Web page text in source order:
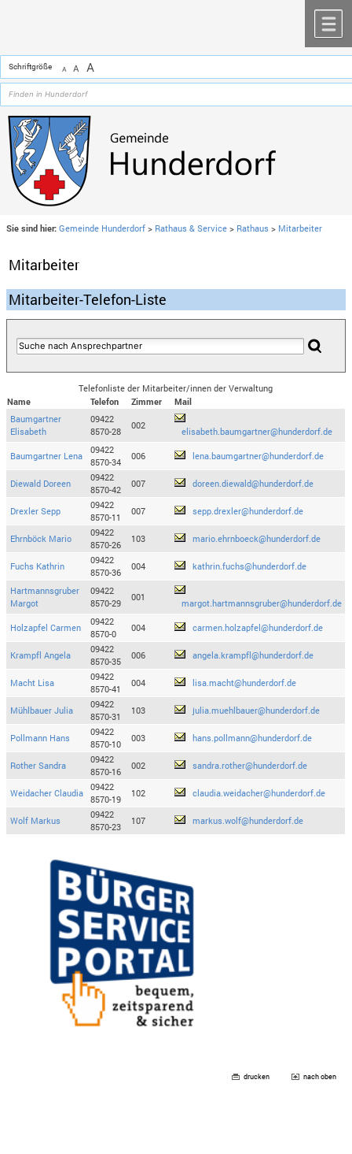
Schriftgröße A A A
Sie sind hier: Gemeinde Hunderdorf > Rathaus & Service > Rathaus > Mitarbeiter
Mitarbeiter
Mitarbeiter-Telefon-Liste
Telefonliste der Mitarbeiter/innen der Verwaltung
Name
Telefon Zimmer
Mail
Baumgartner
Elisabeth
09422
8570-28
002
elisabeth.baumgartner@hunderdorf.de
Baumgartner Lena
09422
8570-34
006 lena.baumgartner@hunderdorf.de
Diewald Doreen
09422
8570-42
007 doreen.diewald@hunderdorf.de
Drexler Sepp
09422
8570-11
007 sepp.drexler@hunderdorf.de
Ehrnböck Mario
09422
8570-26
103 mario.ehrnboeck@hunderdorf.de
Fuchs Kathrin
09422
8570-36
004 kathrin.fuchs@hunderdorf.de
Hartmannsgruber
Margot
09422
8570-29
001
margot.hartmannsgruber@hunderdorf.de
Holzapfel Carmen
09422
8570-0
004 carmen.holzapfel@hunderdorf.de
Krampfl Angela
09422
8570-35
006 angela.krampfl@hunderdorf.de
Macht Lisa
09422
8570-41
004 lisa.macht@hunderdorf.de
Mühlbauer Julia
09422
8570-31
103 julia.muehlbauer@hunderdorf.de
Pollmann Hans
09422
8570-10
003 hans.pollmann@hunderdorf.de
Rother Sandra
09422
8570-16
002 sandra.rother@hunderdorf.de
Weidacher Claudia
09422
8570-19
102 claudia.weidacher@hunderdorf.de
Wolf Markus
09422
8570-23
107 markus.wolf@hunderdorf.de
drucken nach oben